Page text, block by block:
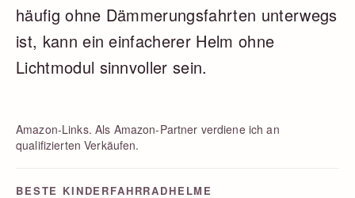
häufig ohne Dämmerungsfahrten unterwegs
ist, kann ein einfacherer Helm ohne
Lichtmodul sinnvoller sein.
Amazon-Links. Als Amazon-Partner verdiene ich an
qualifizierten Verkäufen.
BESTE KINDERFAHRRADHELME